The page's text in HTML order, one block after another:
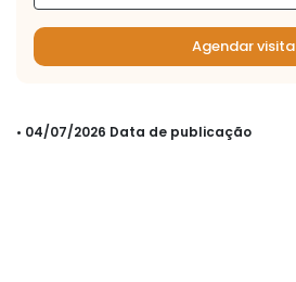
Agendar visita
• 04/07/2026 Data de publicação